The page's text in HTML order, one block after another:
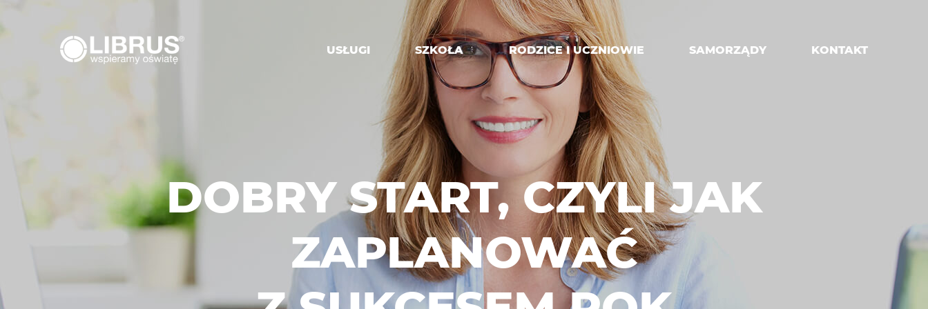
USŁUGI SZKOŁA RODZICE I UCZNIOWIE SAMORZĄDY KONTAKT
DOBRY START, CZYLI JAK
ZAPLANOWAĆ